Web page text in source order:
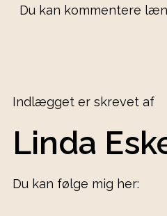
Du kan kommentere
Indlægget er skrevet af
Linda
Du kan følge mig her: